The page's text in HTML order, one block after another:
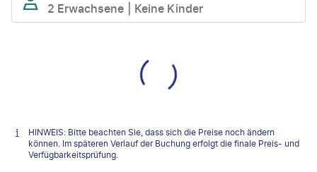
2 Erwachsene Keine Kinder
HINWEIS: Bitte beachten Sie, dass sich die Preise noch ändern
können. Im späteren Verlauf der Buchung erfolgt die finale Preis- und
Verfügbarkeitsprüfung.